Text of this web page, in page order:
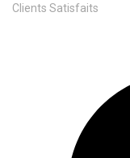
Clients Satisfaits